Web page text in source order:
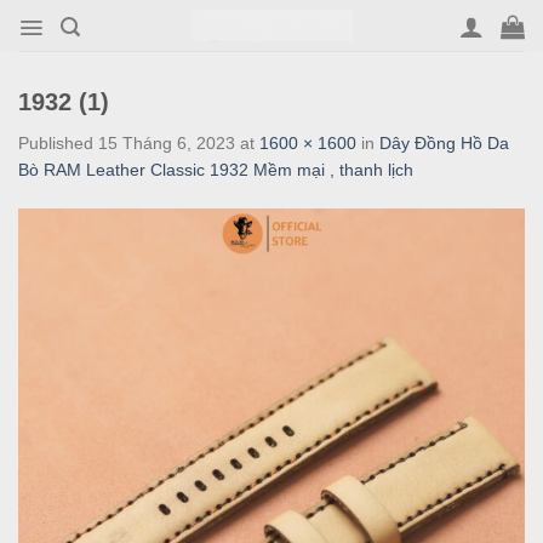
1932 (1)
Published 15 Tháng 6, 2023 at 1600 × 1600 in Dây Đồng Hồ Da
Bò RAM Leather Classic 1932 Mềm mại , thanh lịch